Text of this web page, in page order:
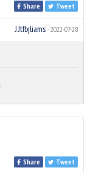
Share Tweet
J.Jtfbjliams - 2022-07-28
Share Tweet